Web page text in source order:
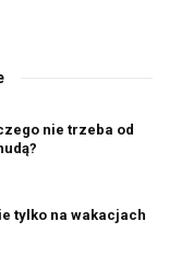
nie trzeba od
tylko na wakacjach